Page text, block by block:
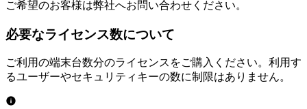
ご希望のお客様は弊社へお問い合わせください。
必要なライセンス数について
ご利用の端末台数分のライセンスをご購入ください。利用す
るユーザーやセキュリティキーの数に制限はありません。